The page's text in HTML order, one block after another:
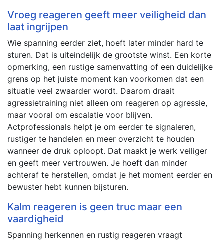
Vroeg reageren geeft meer veiligheid dan
laat ingrijpen
Wie spanning eerder ziet, hoeft later minder hard te
sturen. Dat is uiteindelijk de grootste winst. Een korte
opmerking, een rustige samenvatting of een duidelijke
grens op het juiste moment kan voorkomen dat een
situatie veel zwaarder wordt. Daarom draait
agressietraining niet alleen om reageren op agressie,
maar vooral om escalatie voor blijven.
Actprofessionals helpt je om eerder te signaleren,
rustiger te handelen en meer overzicht te houden
wanneer de druk oploopt. Dat maakt je werk veiliger
en geeft meer vertrouwen. Je hoeft dan minder
achteraf te herstellen, omdat je het moment eerder en
bewuster hebt kunnen bijsturen.
Kalm reageren is geen truc maar een
vaardigheid
Spanning herkennen en rustig reageren vraagt